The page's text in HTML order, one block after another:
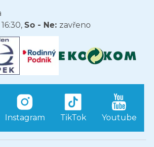
So - Ne: zavřeno
Instagram TikTok Youtube